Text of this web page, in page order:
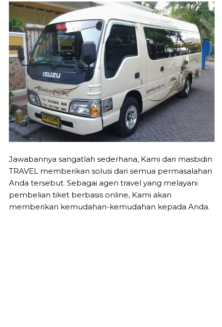
Jawabannya sangatlah sederhana, Kami dari masbidin
TRAVEL memberikan solusi dari semua permasalahan
Anda tersebut. Sebagai agen travel yang melayani
pembelian tiket berbasis online, Kami akan
memberikan kemudahan-kemudahan kepada Anda.